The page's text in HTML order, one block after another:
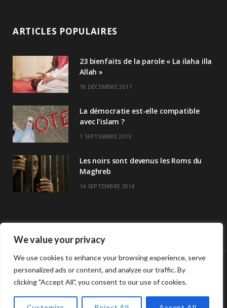
We value your privacy
We use cookies to enhance your browsing experience, serve
personalized ads or content, and analyze our traffic. By
clicking "Accept All", you consent to our use of cookies.
ARTICLES POPULAIRES
23 bienfaits de la parole « La ilaha illa
Allah »
18 DÉCEMBRE 2017
La démocratie est-elle compatible
avec l’islam ?
1 SEPTEMBRE 2013
Les noirs sont devenus les Roms du
Maghreb
14 SEPTEMBRE 2014
© Copyright Havre De Savoir 2024
L’association Horaires de prières >> Contact L’association Havre de savoir